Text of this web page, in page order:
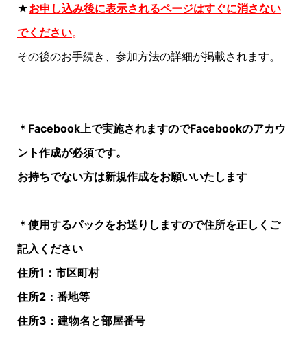
★お申し込み後に表示されるページはすぐに消さない
でください。
その後のお手続き、参加方法の詳細が掲載されます。
＊Facebook上で実施されますのでFacebookのアカウ
ント作成が必須です。
お持ちでない方は新規作成をお願いいたします
＊使用するパックをお送りしますので住所を正しくご
記入ください
住所1：市区町村
住所2：番地等
住所3：建物名と部屋番号